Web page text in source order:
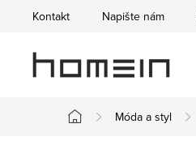
obsah
Kontakt Napište nám
Domů
Móda a styl